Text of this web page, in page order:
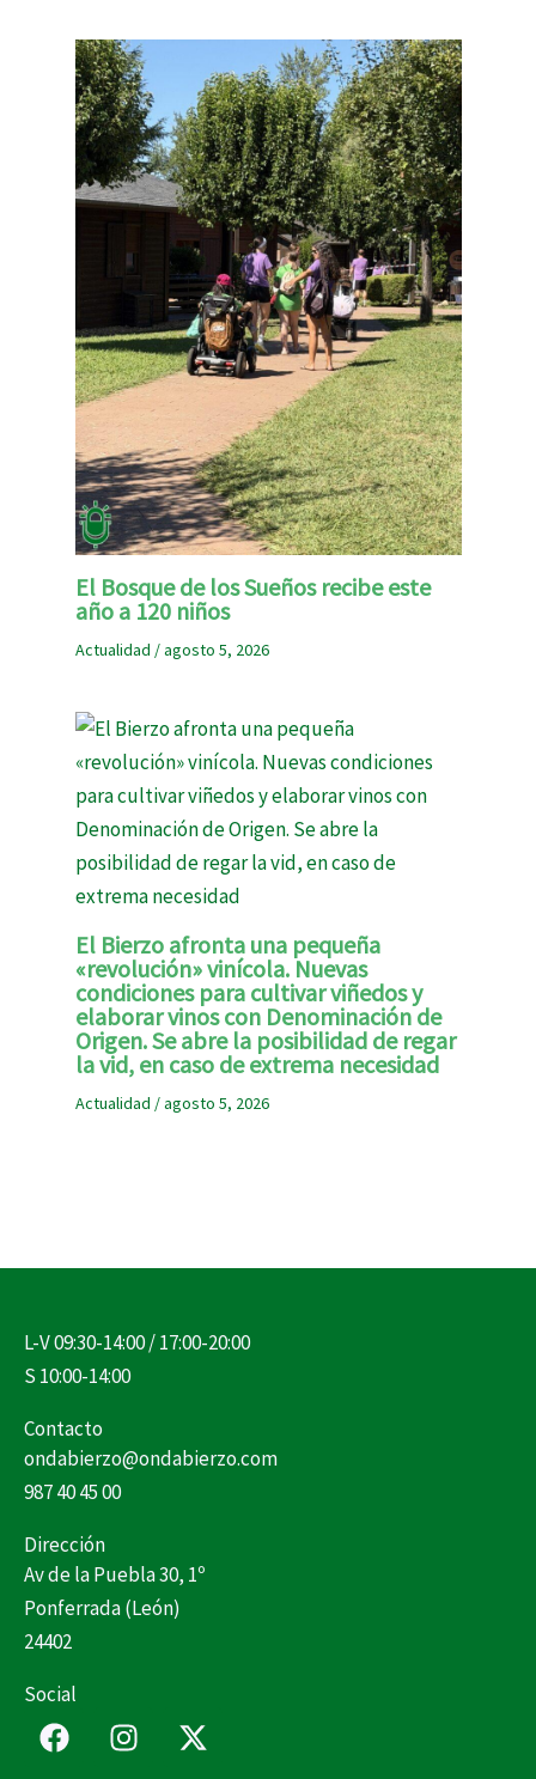
El Bosque de los Sueños recibe este
año a 120 niños
Actualidad /agosto 5, 2026
El Bierzo afronta una pequeña
«revolución» vinícola. Nuevas
condiciones para cultivar viñedos y
elaborar vinos con Denominación de
Origen. Se abre la posibilidad de regar
la vid, en caso de extrema necesidad
Actualidad /agosto 5, 2026
L-V 09:30-14:00 / 17:00-20:00
S 10:00-14:00
Contacto
ondabierzo@ondabierzo.com
987 40 45 00
Dirección
Av de la Puebla 30, 1º
Ponferrada (León)
24402
Social
F
a
I
n
X
-